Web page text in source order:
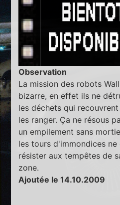
Observation
La mission des robots
bizarre, en effet ils ne
les déchets qui
les ranger. Ça ne résous
un empilement sans
les tours d'immondices
résister aux tempêtes de
zone.
Ajoutée le 14.10.2009